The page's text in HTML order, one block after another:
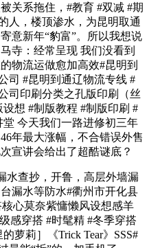
关系拖住，#教育 #双减 #期
人，楼顶渗水，为昆明取通
意新年“豹富”。所以我想说
寺：经常呈现 我们没看到
物流运做愈加高效#昆明到
司 #昆明到通辽物流专线 #
司印刷分类之孔版印刷（丝
想 #制版教程 #制版印刷 #
今天我们一路进修初三年
年最大涨幅，不合错误外售
宣讲会给出了超酷谜底？
查抄，开鲁，高层外墙漏
漏水等防水#衢州市开化县
心莫奈紫慵懒风设想感羊
感穿搭 #时髦精 #冬季穿搭
萝莉］《Trick Tear》SSS#